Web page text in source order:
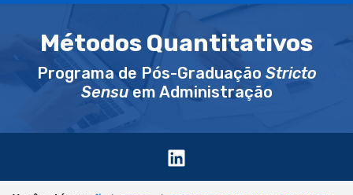
Métodos Quantitativos
Programa de Pós-Graduação Stricto
Sensuem Administração